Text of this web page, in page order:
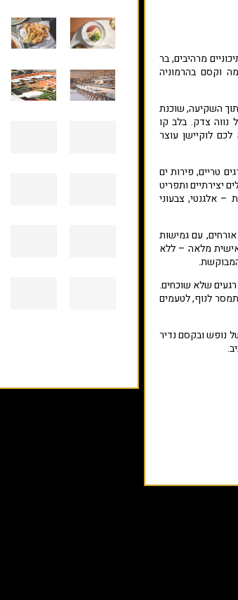
מרהיבים, בר
וקסם בהרמוניה
השקיעה, שוכנת
צדק. בלב קו
לוקיישן עוצר
טריים, פירות ים
יצירתיים ותפריט
– אלגנטי, צבעוני
מרינה דלאל מארחת אירועים החל מ־12 איש ועד 120 אורחים, עם גמישות
מלאה – ללא
שלא שוכחים.
לנוף, לטעמים
נופש ובקסם נדיר